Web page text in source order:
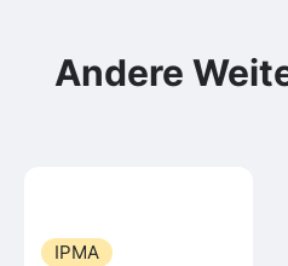
Andere
IPMA